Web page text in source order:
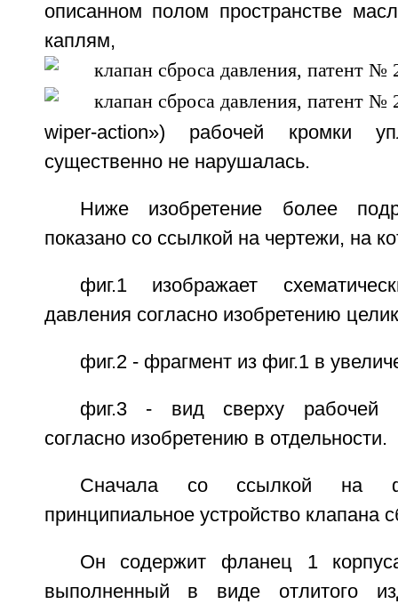
описанном полом пространстве
каплям,
wiper-action») рабочей кромки
существенно не нарушалась.
Ниже изобретение более
показано со ссылкой на чертежи, на
фиг.1 изображает
давления согласно изобретению
фиг.2 - фрагмент из фиг.1 в
фиг.3 - вид сверху рабочей
согласно изобретению в отдельности.
Сначала со ссылкой на
принципиальное устройство клапана
Он содержит фланец 1
выполненный в виде отлитого